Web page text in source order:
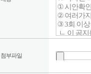
첨부파일